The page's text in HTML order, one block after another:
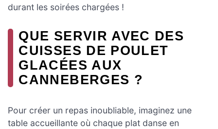
durant les soirées chargées !
QUE SERVIR AVEC DES
CUISSES DE POULET
GLACÉES AUX
CANNEBERGES ?
Pour créer un repas inoubliable, imaginez une
table accueillante où chaque plat danse en